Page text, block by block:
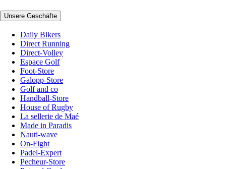
Unsere Geschäfte
Daily Bikers
Direct Running
Direct-Volley
Espace Golf
Foot-Store
Galopp-Store
Golf and co
Handball-Store
House of Rugby
La sellerie de Maé
Made in Paradis
Nauti-wave
On-Fight
Padel-Expert
Pecheur-Store